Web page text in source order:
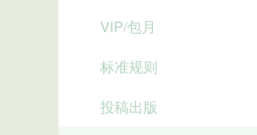
VIP/包月
标准规则
投稿出版